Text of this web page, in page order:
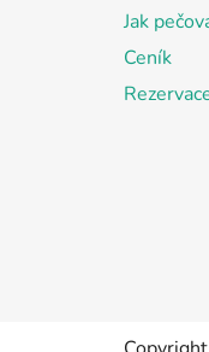
Jak
Ceník